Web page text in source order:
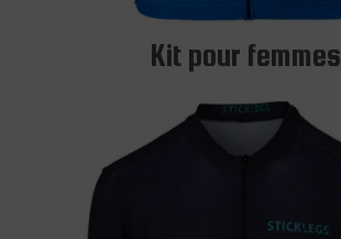
Kit pour femmes